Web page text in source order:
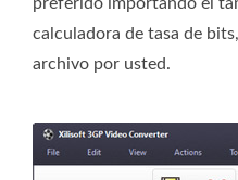
preferido importando el
calculadora de tasa de
archivo por usted.